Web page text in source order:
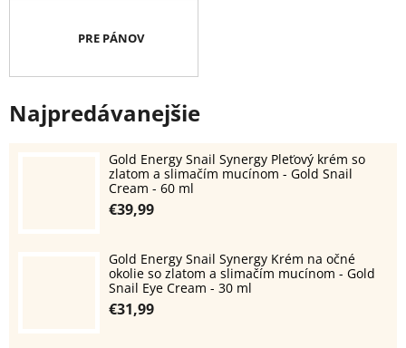
PRE PÁNOV
Najpredávanejšie
Gold Energy Snail Synergy Pleťový krém so
zlatom a slimačím mucínom - Gold Snail
Cream - 60 ml
€39,99
Gold Energy Snail Synergy Krém na očné
okolie so zlatom a slimačím mucínom - Gold
Snail Eye Cream - 30 ml
€31,99